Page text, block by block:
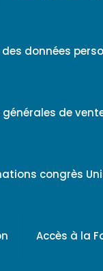
données
de
congrès
Accès à la